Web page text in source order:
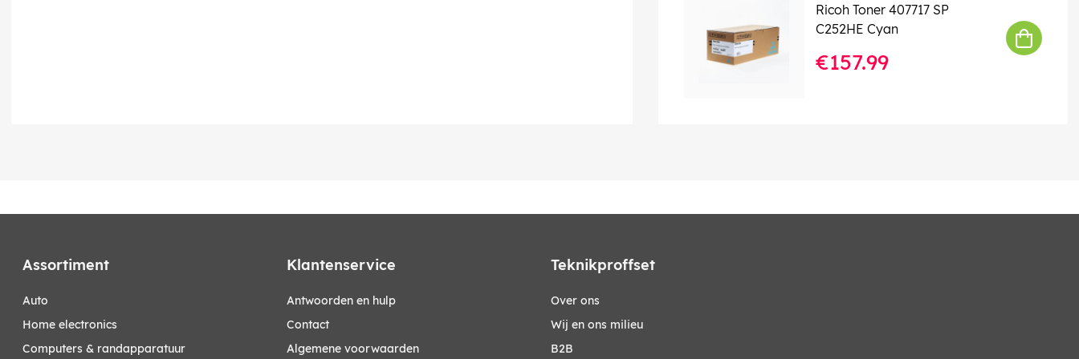
Ricoh Toner 407717 SP
C252HE Cyan
€157.99
Assortiment
auto
home electronics
computers & randapparatuur
Klantenservice
Antwoorden en hulp
Contact
Algemene voorwaarden
Teknikproffset
Over ons
Wij en ons milieu
B2B